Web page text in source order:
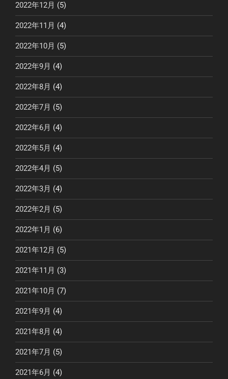
2022年12月 (5)
2022年11月 (4)
2022年10月 (5)
2022年9月 (4)
2022年8月 (4)
2022年7月 (5)
2022年6月 (4)
2022年5月 (4)
2022年4月 (5)
2022年3月 (4)
2022年2月 (5)
2022年1月 (6)
2021年12月 (5)
2021年11月 (3)
2021年10月 (7)
2021年9月 (4)
2021年8月 (4)
2021年7月 (5)
2021年6月 (4)